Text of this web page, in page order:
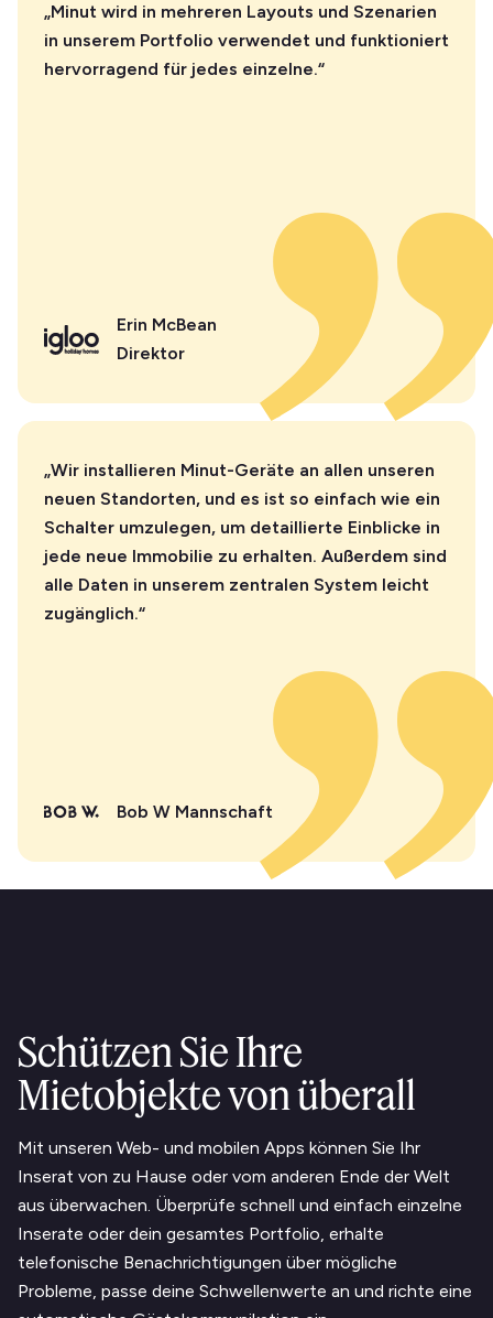
„Minut wird in mehreren Layouts und Szenarien
in unserem Portfolio verwendet und funktioniert
hervorragend für jedes einzelne.“
Erin McBean
Direktor
„Wir installieren Minut-Geräte an allen unseren
neuen Standorten, und es ist so einfach wie ein
Schalter umzulegen, um detaillierte Einblicke in
jede neue Immobilie zu erhalten. Außerdem sind
alle Daten in unserem zentralen System leicht
zugänglich.“
Bob W Mannschaft
Schützen Sie Ihre
Mietobjekte von überall
Mit unseren Web- und mobilen Apps können Sie Ihr
Inserat von zu Hause oder vom anderen Ende der Welt
aus überwachen. Überprüfe schnell und einfach einzelne
Inserate oder dein gesamtes Portfolio, erhalte
telefonische Benachrichtigungen über mögliche
Probleme, passe deine Schwellenwerte an und richte eine